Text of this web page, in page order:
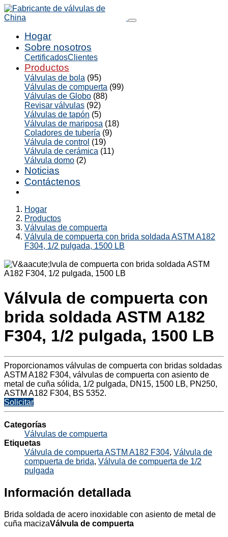
Hogar
Sobre nosotros
CertificadosClientes
Productos
Válvulas de bola (95)
Válvulas de compuerta (99)
Válvulas de Globo (88)
Revisar válvulas (92)
Válvulas de tapón (5)
Válvulas de mariposa (18)
Coladores de tubería (9)
Válvula de control (19)
Válvula de cerámica (11)
Válvula domo (2)
Noticias
Contáctenos
Hogar
Productos
Válvulas de compuerta
Válvula de compuerta con brida soldada ASTM A182
F304, 1/2 pulgada, 1500 LB
Válvula de compuerta con
brida soldada ASTM A182
F304, 1/2 pulgada, 1500 LB
Proporcionamos válvulas de compuerta con bridas soldadas
ASTM A182 F304, válvulas de compuerta con asiento de
metal de cuña sólida, 1/2 pulgada, DN15, 1500 LB, PN250,
ASTM A182 F304, BS 5352.
Solicitar
Categorías
Válvulas de compuerta
Etiquetas
Válvula de compuerta ASTM A182 F304, Válvula de
compuerta de brida, Válvula de compuerta de 1/2
pulgada
Información detallada
Brida soldada de acero inoxidable con asiento de metal de
cuña macizaVálvula de compuerta